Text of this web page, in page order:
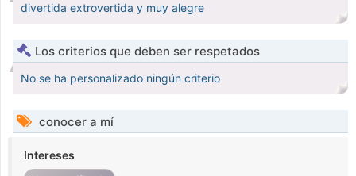
divertida extrovertida y muy alegre
Los criterios que deben ser respetados
No se ha personalizado ningún criterio
conocer a mí
Intereses